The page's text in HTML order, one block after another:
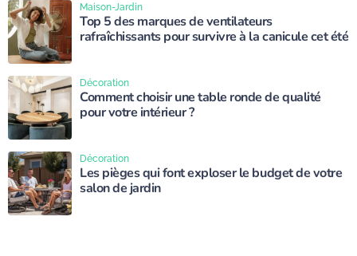
Top 5 des marques de ventilateurs
rafraîchissants pour survivre à la canicule cet été
Maison-Jardin
Comment choisir une table ronde de qualité
pour votre intérieur ?
Décoration
Les pièges qui font exploser le budget de votre
salon de jardin
Décoration